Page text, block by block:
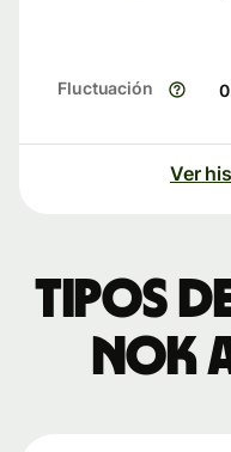
Fluctuación
Ver
Tipos
NOK